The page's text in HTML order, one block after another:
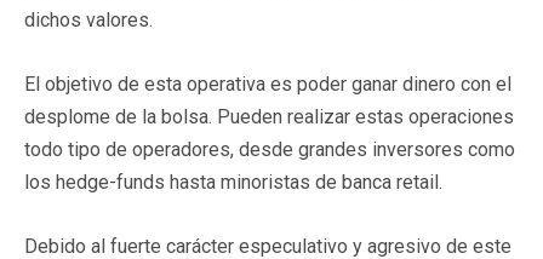
dichos valores.
El objetivo de esta operativa es poder ganar dinero con el
desplome de la bolsa. Pueden realizar estas operaciones
todo tipo de operadores, desde grandes inversores como
los hedge-funds hasta minoristas de banca retail.
Debido al fuerte carácter especulativo y agresivo de este